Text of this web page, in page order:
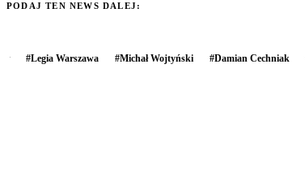
PODAJ TEN NEWS DALEJ:
#Legia Warszawa #Michał Wojtyński #Damian Cechniak